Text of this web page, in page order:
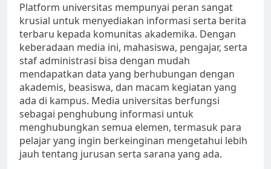
Platform universitas mempunyai peran sangat
krusial untuk menyediakan informasi serta berita
terbaru kepada komunitas akademika. Dengan
keberadaan media ini, mahasiswa, pengajar, serta
staf administrasi bisa dengan mudah
mendapatkan data yang berhubungan dengan
akademis, beasiswa, dan macam kegiatan yang
ada di kampus. Media universitas berfungsi
sebagai penghubung informasi untuk
menghubungkan semua elemen, termasuk para
pelajar yang ingin berkeinginan mengetahui lebih
jauh tentang jurusan serta sarana yang ada.